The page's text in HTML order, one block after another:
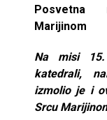
Posvetna
Marijinom
Na misi 15.
katedrali,
izmolio je i
Srcu